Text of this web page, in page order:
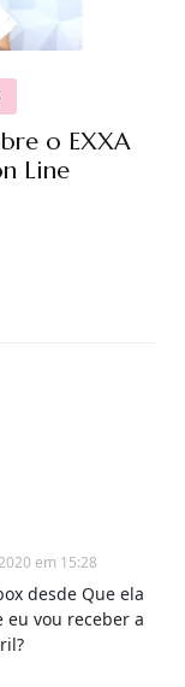
o EXXA
Line
em 15:28
desde Que ela
eu vou receber a